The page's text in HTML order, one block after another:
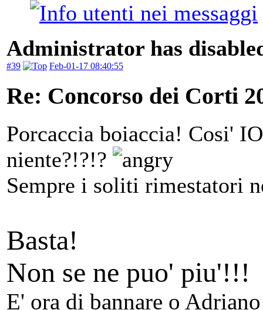
Administrator has
#39 Feb-01-17 08:40:55
Re: Concorso dei Corti
Porcaccia boiaccia! Cosi'
niente?!?!?
Sempre i soliti rimestatori
Basta!
Non se ne puo' piu'!!!
E' ora di bannare o